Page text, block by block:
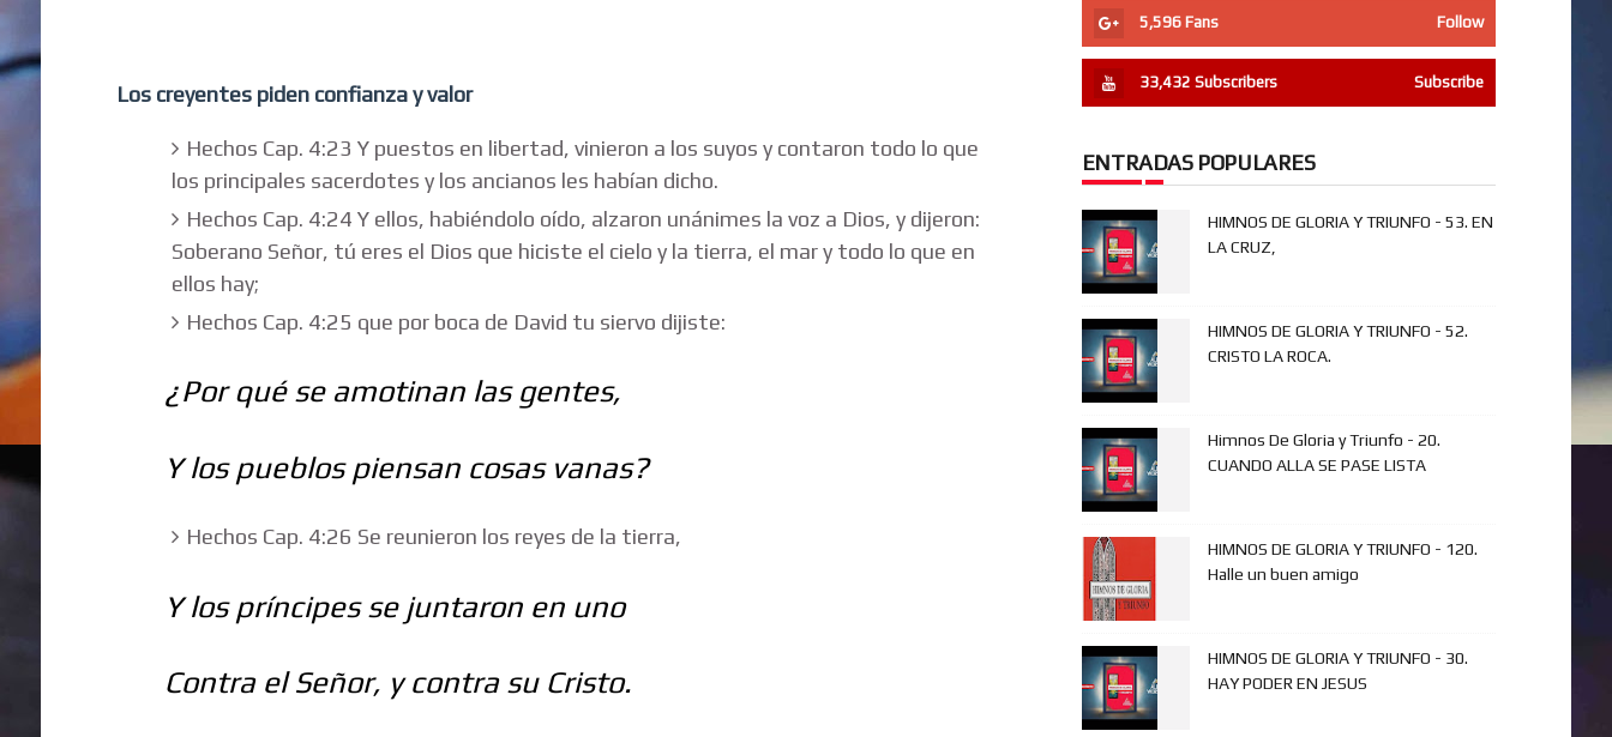
Los creyentes piden confianza y valor
Hechos Cap. 4:23 Y puestos en libertad, vinieron a los suyos y contaron todo lo que
los principales sacerdotes y los ancianos les habían dicho.
Hechos Cap. 4:24 Y ellos, habiéndolo oído, alzaron unánimes la voz a Dios, y dijeron:
Soberano Señor, tú eres el Dios que hiciste el cielo y la tierra, el mar y todo lo que en
ellos hay;
Hechos Cap. 4:25 que por boca de David tu siervo dijiste:
¿Por qué se amotinan las gentes,
Y los pueblos piensan cosas vanas?
Hechos Cap. 4:26 Se reunieron los reyes de la tierra,
Y los príncipes se juntaron en uno
Contra el Señor, y contra su Cristo.
5,596 Fans Follow
33,432 Subscribers Subscribe
ENTRADAS POPULARES
HIMNOS DE GLORIA Y TRIUNFO - 53. EN
LA CRUZ,
HIMNOS DE GLORIA Y TRIUNFO - 52.
CRISTO LA ROCA.
Himnos De Gloria y Triunfo - 20.
CUANDO ALLA SE PASE LISTA
HIMNOS DE GLORIA Y TRIUNFO - 120.
Halle un buen amigo
HIMNOS DE GLORIA Y TRIUNFO - 30.
HAY PODER EN JESUS